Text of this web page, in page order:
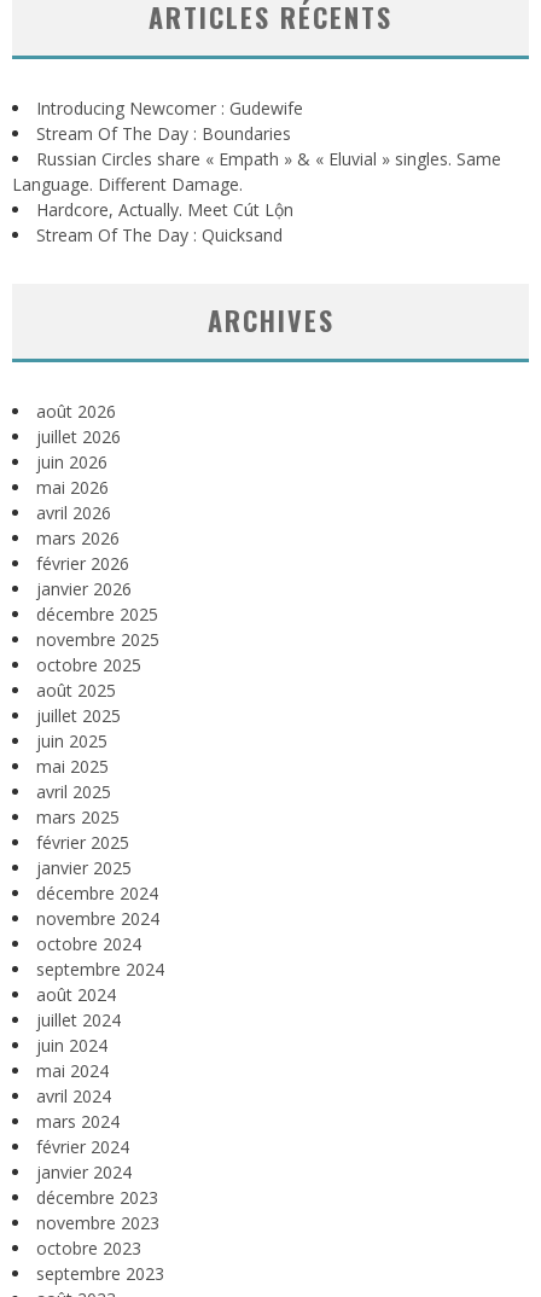
ARTICLES RÉCENTS
Introducing Newcomer : Gudewife
Stream Of The Day : Boundaries
Russian Circles share « Empath » & « Eluvial » singles. Same
Language. Different Damage.
Hardcore, Actually. Meet Cút Lộn
Stream Of The Day : Quicksand
ARCHIVES
août 2026
juillet 2026
juin 2026
mai 2026
avril 2026
mars 2026
février 2026
janvier 2026
décembre 2025
novembre 2025
octobre 2025
août 2025
juillet 2025
juin 2025
mai 2025
avril 2025
mars 2025
février 2025
janvier 2025
décembre 2024
novembre 2024
octobre 2024
septembre 2024
août 2024
juillet 2024
juin 2024
mai 2024
avril 2024
mars 2024
février 2024
janvier 2024
décembre 2023
novembre 2023
octobre 2023
septembre 2023